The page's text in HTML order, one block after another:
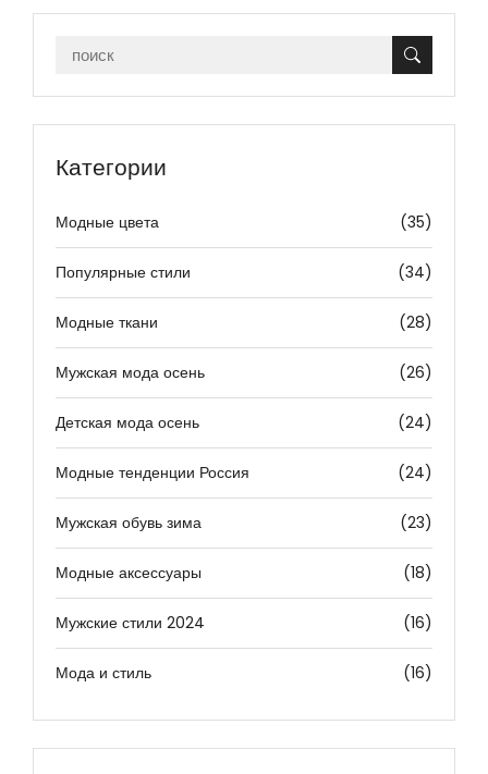
Категории
Модные цвета (35)
Популярные стили (34)
Модные ткани (28)
Мужская мода осень (26)
Детская мода осень (24)
Модные тенденции Россия (24)
Мужская обувь зима (23)
Модные аксессуары (18)
Мужские стили 2024 (16)
Мода и стиль (16)